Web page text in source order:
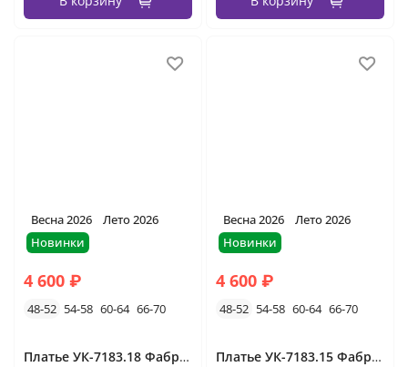
Весна 2026
Лето 2026
Новинки
4 600 ₽
48-52 54-58 60-64 66-70
Платье УК-7183.18 Фабрика Моды
Весна 2026
Лето 2026
Новинки
4 600 ₽
48-52 54-58 60-64 66-70
Платье УК-7183.15 Фабрика Моды